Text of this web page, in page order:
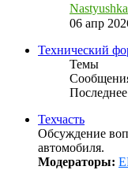
Nastyushka
06 апр
Технический
Темы
Техчасть
Обсуждение
автомобиля.
Модераторы: